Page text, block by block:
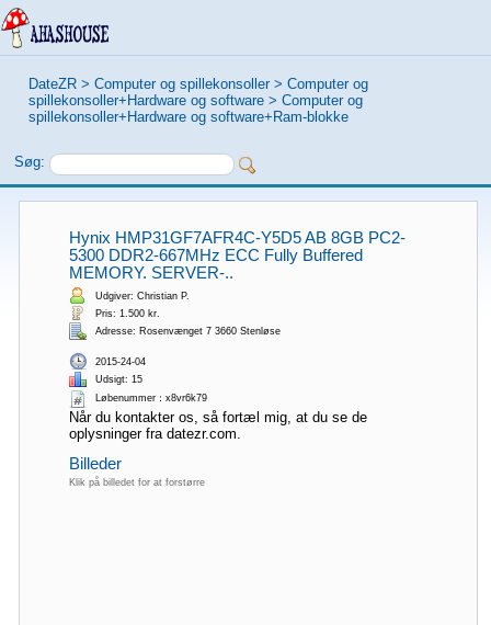
DateZR > Computer og spillekonsoller > Computer og
spillekonsoller+Hardware og software > Computer og
spillekonsoller+Hardware og software+Ram-blokke
Søg:
Hynix HMP31GF7AFR4C-Y5D5 AB 8GB PC2-
5300 DDR2-667MHz ECC Fully Buffered
MEMORY. SERVER-..
Udgiver: Christian P.
Pris: 1.500 kr.
Adresse: Rosenvænget 7 3660 Stenløse
2015-24-04
Udsigt: 15
Løbenummer：x8vr6k79
Når du kontakter os, så fortæl mig, at du se de
oplysninger fra datezr.com.
Billeder
Klik på billedet for at forstørre